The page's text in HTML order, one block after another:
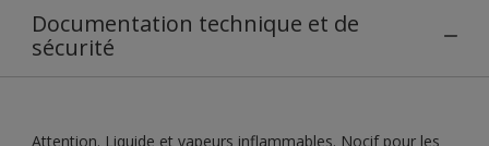
Documentation technique et de
sécurité
Attention. Liquide et vapeurs inflammables. Nocif pour les